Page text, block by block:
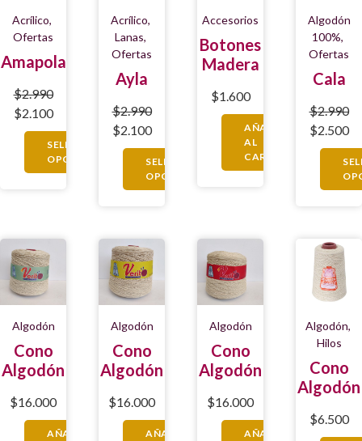
Acrílico,
Ofertas
Amapola
$2.990
$2.100
SELECCIONAR
OPCIONES
Acrílico,
Lanas,
Ofertas
Ayla
$2.990
$2.100
SELECCIONAR
OPCIONES
Accesorios
Botones
Madera
$1.600
AÑADIR
AL
CARRITO
Algodón
100%,
Ofertas
Cala
$2.990
$2.500
Algodón
Cono
Algodón
$16.000
AÑADIR
Algodón
Cono
Algodón
$16.000
AÑADIR
Algodón
Cono
Algodón
$16.000
AÑADIR
Algodón,
Hilos
Cono
Algodón
$6.500